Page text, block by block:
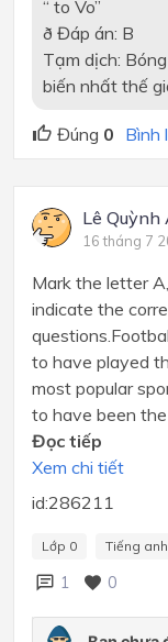
“ to Vo”
ð Đáp án: B
Tạm dịch:
biến nhất thế
Đúng 0 Bình
Lê Quỳnh
16 tháng 7
Mark the letter
indicate the
to have played
most popular
to have been
Đọc tiếp
Xem chi tiết
id:286211
Lớp 0 Tiếng
1 0